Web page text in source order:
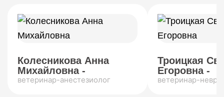
Колесникова Анна
Михайловна -
ветеринар-анестезиолог
Троицкая
Егоровна -
ветеринар-